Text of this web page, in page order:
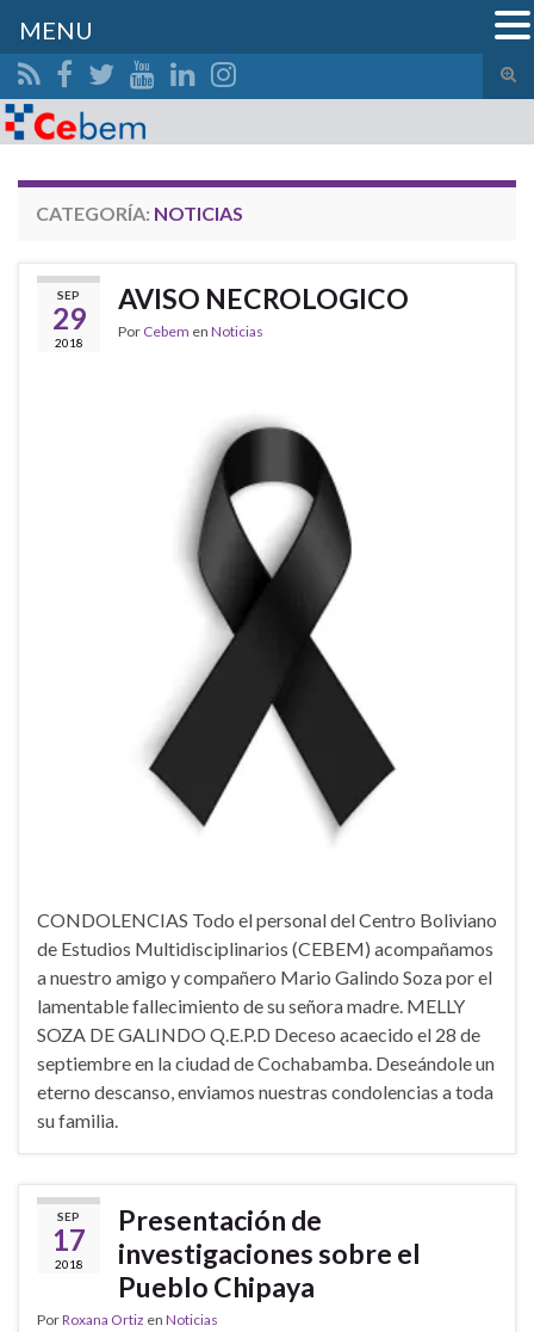
el
Search for:
CATEGORÍA: NOTICIAS
SEP
29
2018
AVISO NECROLOGICO
Por Cebem en Noticias
CONDOLENCIAS Todo el personal del Centro Boliviano
de Estudios Multidisciplinarios (CEBEM) acompañamos
a nuestro amigo y compañero Mario Galindo Soza por el
lamentable fallecimiento de su señora madre. MELLY
SOZA DE GALINDO Q.E.P.D Deceso acaecido el 28 de
septiembre en la ciudad de Cochabamba. Deseándole un
eterno descanso, enviamos nuestras condolencias a toda
su familia.
SEP
17
2018
Presentación de
investigaciones sobre el
Pueblo Chipaya
PorRoxana Ortiz en Noticias
MENU